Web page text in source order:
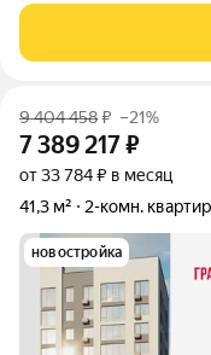
кухня, кроме
Вместительный шкаф в
9 404 458₽ –21%
7 389 217₽
от 33 784 ₽ в месяц
41,3 м²
2-комн.
новостройка